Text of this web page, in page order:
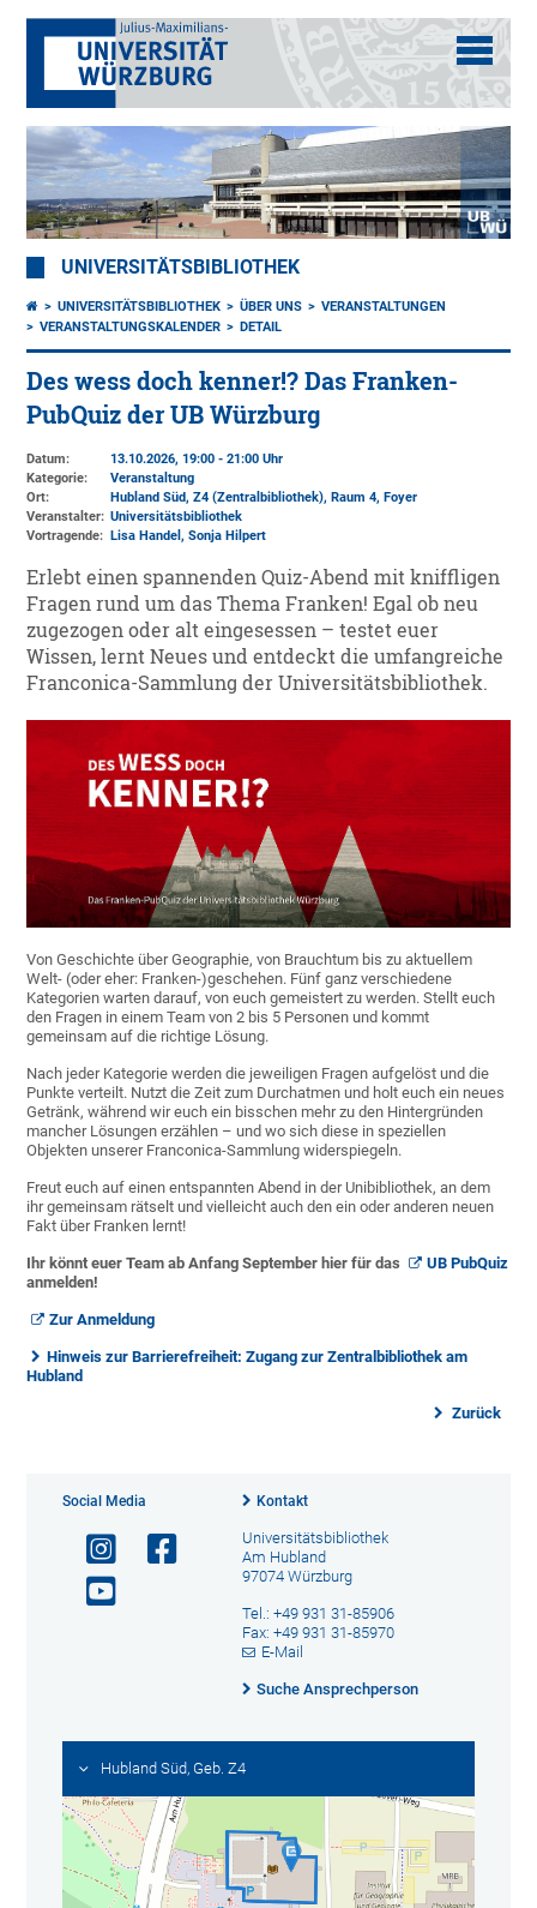
UNIVERSITÄTSBIBLIOTHEK
UNIVERSITÄTSBIBLIOTHEK ÜBER UNS
VERANSTALTUNGEN
VERANSTALTUNGSKALENDER
DETAIL
Des wess doch kenner!? Das Franken-
PubQuiz der UB Würzburg
Datum:
13.10.2026, 19:00 - 21:00 Uhr
Kategorie:
Veranstaltung
Ort:
Hubland Süd, Z4 (Zentralbibliothek), Raum 4, Foyer
Veranstalter: Universitätsbibliothek
Vortragende:
Lisa Handel, Sonja Hilpert
Erlebt einen spannenden Quiz-Abend mit kniffligen
Fragen rund um das Thema Franken! Egal ob neu
zugezogen oder alt eingesessen – testet euer
Wissen, lernt Neues und entdeckt die umfangreiche
Franconica-Sammlung der Universitätsbibliothek.
Von Geschichte über Geographie, von Brauchtum bis zu aktuellem
Welt- (oder eher: Franken-)geschehen. Fünf ganz verschiedene
Kategorien warten darauf, von euch gemeistert zu werden. Stellt euch
den Fragen in einem Team von 2 bis 5 Personen und kommt
gemeinsam auf die richtige Lösung.
Nach jeder Kategorie werden die jeweiligen Fragen aufgelöst und die
Punkte verteilt. Nutzt die Zeit zum Durchatmen und holt euch ein neues
Getränk, während wir euch ein bisschen mehr zu den Hintergründen
mancher Lösungen erzählen – und wo sich diese in speziellen
Objekten unserer Franconica-Sammlung widerspiegeln.
Freut euch auf einen entspannten Abend in der Unibibliothek, an dem
ihr gemeinsam rätselt und vielleicht auch den ein oder anderen neuen
Fakt über Franken lernt!
Ihr könnt euer Team ab Anfang September hier für das
UB PubQuiz
anmelden!
Zur Anmeldung
Hinweis zur Barrierefreiheit: Zugang zur Zentralbibliothek am
Hubland
Zurück
Social Media Kontakt
Universitätsbibliothek
Am Hubland
97074 Würzburg
Tel.: +49 931 31-85906
Fax: +49 931 31-85970
E-Mail
Suche Ansprechperson
Hubland Süd, Geb. Z4